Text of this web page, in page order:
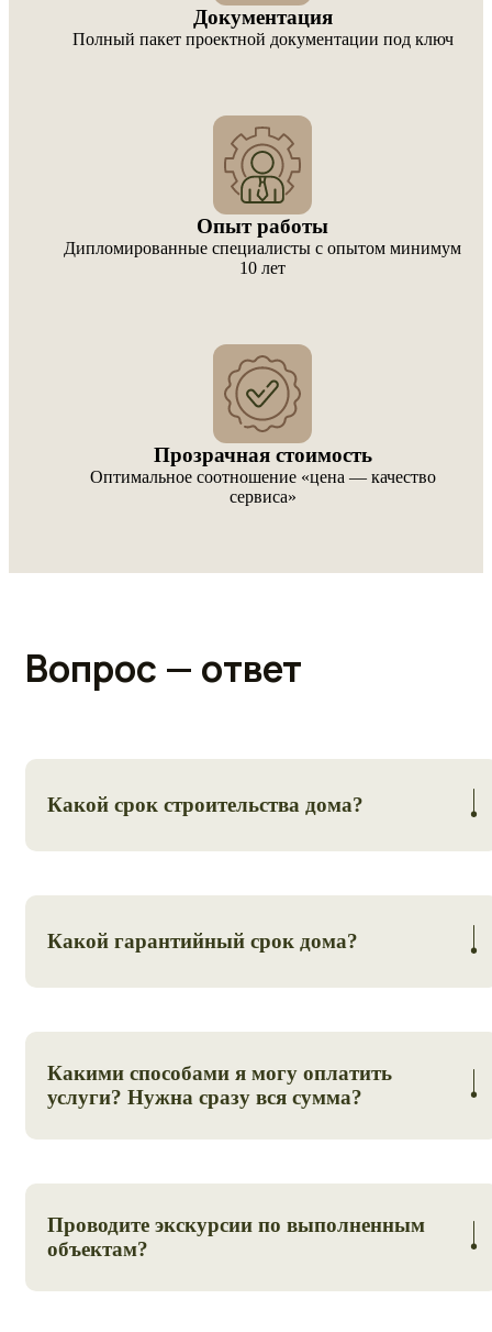
Документация
Полный пакет проектной документации под ключ
Опыт работы
Дипломированные специалисты с опытом минимум
10 лет
Прозрачная стоимость
Оптимальное соотношение «цена — качество
сервиса»
Вопрос — ответ
Какой срок строительства дома?
Какой гарантийный срок дома?
эксплантаций дома.
Какими способами я могу оплатить
услуги? Нужна сразу вся сумма?
порядке рассматриваем разбитие платежа на 3-4 части
Проводите экскурсии по выполненным
объектам?